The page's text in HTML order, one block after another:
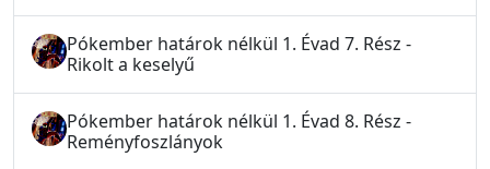
Pókember határok nélkül 1. Évad 7. Rész -
Rikolt a keselyű
Pókember határok nélkül 1. Évad 8. Rész -
Reményfoszlányok